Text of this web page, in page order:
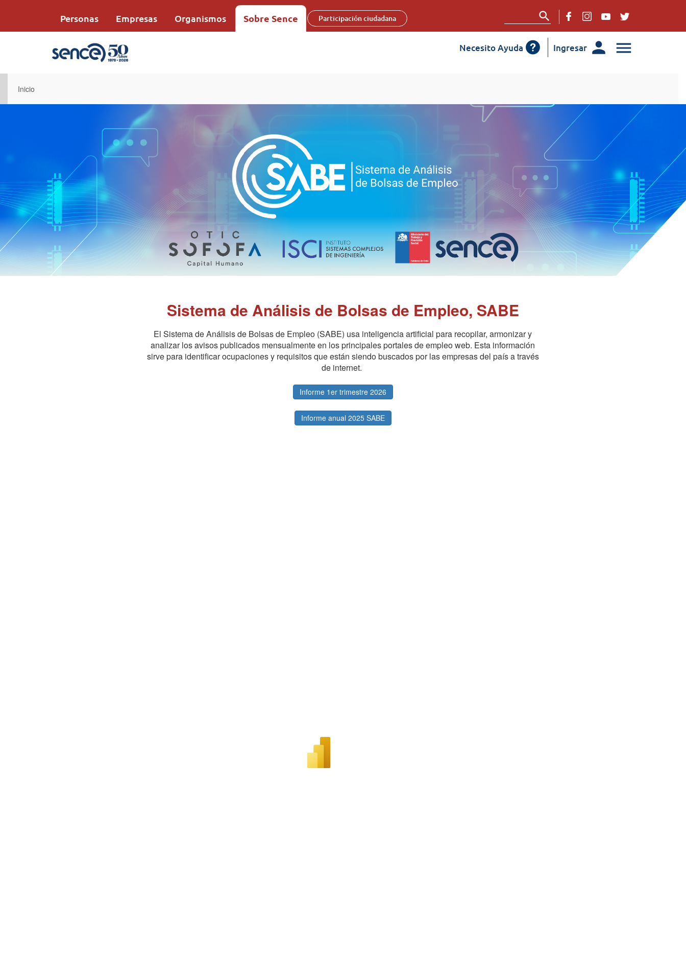
Personas Empresas Organismos Sobre Sence Participación ciudadana
Ingresar
Necesito Ayuda
Inicio
Sistema de Análisis de Bolsas de Empleo, SABE
El Sistema de Análisis de Bolsas de Empleo (SABE) usa inteligencia artificial para recopilar, armonizar y
analizar los avisos publicados mensualmente en los principales portales de empleo web. Esta información
sirve para identificar ocupaciones y requisitos que están siendo buscados por las empresas del país a través
de internet.
Informe 1er trimestre 2026
Informe anual 2025 SABE